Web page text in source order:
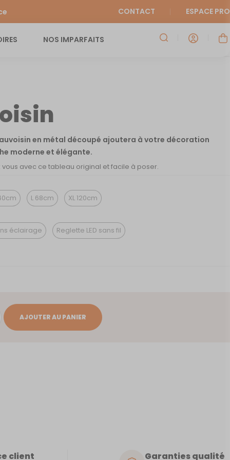
CONTACT ESPACE PRO
NOS IMPARFAITS
en métal découpé ajoutera à votre décoration
moderne et élégante.
avec ce tableau original et facile à poser.
L 68cm XL 120cm
éclairage Reglette LED sans fil
AJOUTER AU PANIER
client Garanties qualité